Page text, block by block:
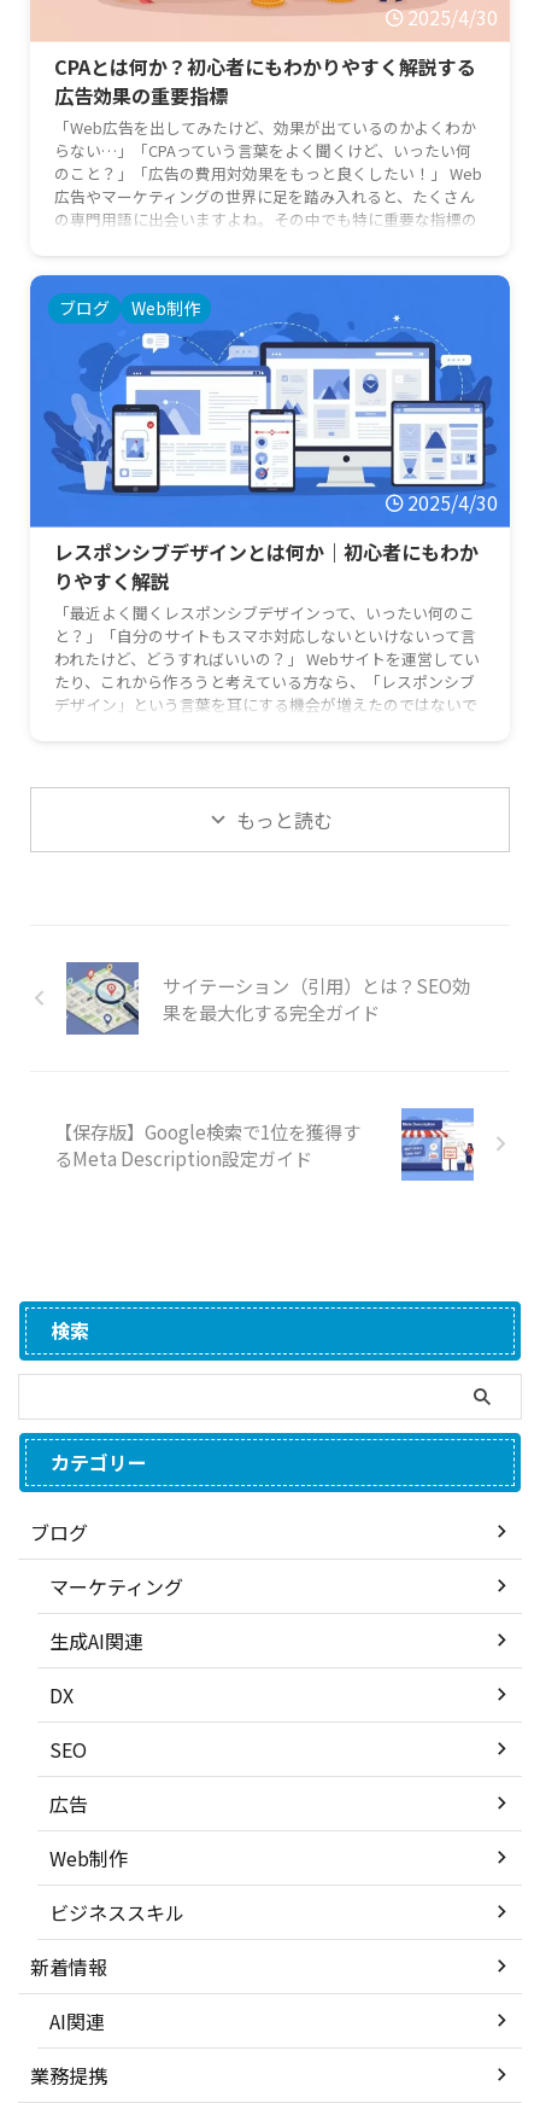
2025/4/30
CPAとは何か？初心者にもわかりやすく解説する
広告効果の重要指標
「Web広告を出してみたけど、効果が出ているのかよくわか
らない…」「CPAっていう言葉をよく聞くけど、いったい何
のこと？」「広告の費用対効果をもっと良くしたい！」 Web
広告やマーケティングの世界に足を踏み入れると、たくさん
の専門用語に出会いますよね。その中でも特に重要な指標の
で、広告やマーケティングに詳しくない初心者の方にもわか
ブログ Web制作
2025/4/30
レスポンシブデザインとは何か｜初心者にもわか
りやすく解説
「最近よく聞くレスポンシブデザインって、いったい何のこ
と？」「自分のサイトもスマホ対応しないといけないって言
われたけど、どうすればいいの？」 Webサイトを運営してい
たり、これから作ろうと考えている方なら、「レスポンシブ
デザイン」という言葉を耳にする機会が増えたのではないで
ォン。通勤中にニュースをチェックしたり、お店の情報を調
したよね。 この記事では、そんな時代の必須スキルとも言え
もっと読む
サイテーション（引用）とは？SEO効
果を最大化する完全ガイド
【保存版】Google検索で1位を獲得す
るMeta Description設定ガイド
検索
カテゴリー
ブログ
マーケティング
生成AI関連
DX
SEO
広告
Web制作
ビジネススキル
新着情報
AI関連
業務提携